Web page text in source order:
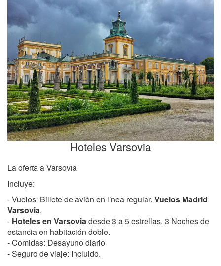
Hoteles Varsovia
La oferta a Varsovia
Incluye:
- Vuelos: Billete de avión en línea regular. Vuelos Madrid
Varsovia.
- Hoteles en Varsoviadesde 3 a 5 estrellas. 3 Noches de
estancia en habitación doble.
- Comidas: Desayuno diario
- Seguro de viaje: Incluido.